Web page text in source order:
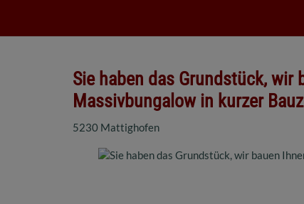
Sie haben das Grundstück, wir
Massivbungalow in kurzer
5230 Mattighofen